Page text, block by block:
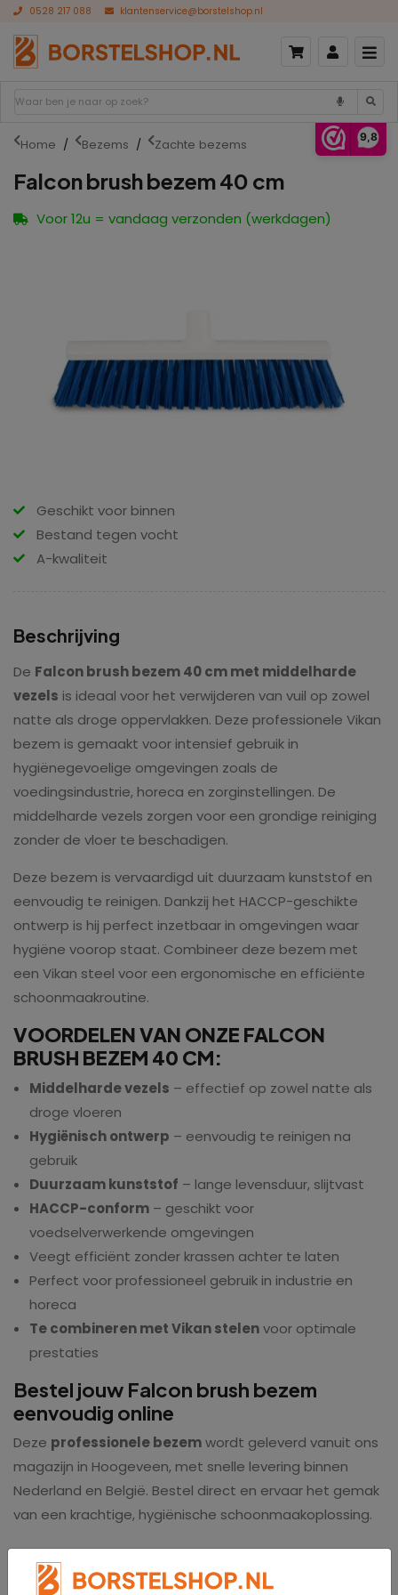
9,8
0528 217 088 klantenservice@borstelshop.nl
Home Bezems Zachte bezems
Falcon brush bezem 40 cm
Geschikt voor binnen
Bestand tegen vocht
A-kwaliteit
Voor 12u = vandaag verzonden (werkdagen)
Beschrijving
De Falcon brush bezem 40 cm met middelharde
vezels is ideaal voor het verwijderen van vuil op zowel
natte als droge oppervlakken. Deze professionele Vikan
bezem is gemaakt voor intensief gebruik in
hygiënegevoelige omgevingen zoals de
voedingsindustrie, horeca en zorginstellingen. De
middelharde vezels zorgen voor een grondige reiniging
zonder de vloer te beschadigen.
Deze bezem is vervaardigd uit duurzaam kunststof en
eenvoudig te reinigen. Dankzij het HACCP-geschikte
ontwerp is hij perfect inzetbaar in omgevingen waar
hygiëne voorop staat. Combineer deze bezem met
een Vikan steel voor een ergonomische en efficiënte
schoonmaakroutine.
VOORDELEN VAN ONZE FALCON
BRUSH BEZEM 40 CM:
Middelharde vezels – effectief op zowel natte als
droge vloeren
Hygiënisch ontwerp – eenvoudig te reinigen na
gebruik
Duurzaam kunststof – lange levensduur, slijtvast
HACCP-conform – geschikt voor
voedselverwerkende omgevingen
Veegt efficiënt zonder krassen achter te laten
Perfect voor professioneel gebruik in industrie en
horeca
Te combineren met Vikan stelenvoor optimale
prestaties
Bestel jouw Falcon brush bezem
eenvoudig online
Deze professionele bezemwordt geleverd vanuit ons
magazijn in Hoogeveen, met snelle levering binnen
Nederland en België. Bestel direct en ervaar het gemak
van een krachtige, hygiënische schoonmaakoplossing.